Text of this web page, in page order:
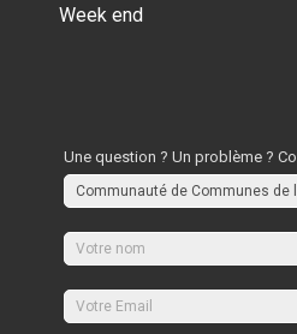
Week end
Une question ? Un problème ?